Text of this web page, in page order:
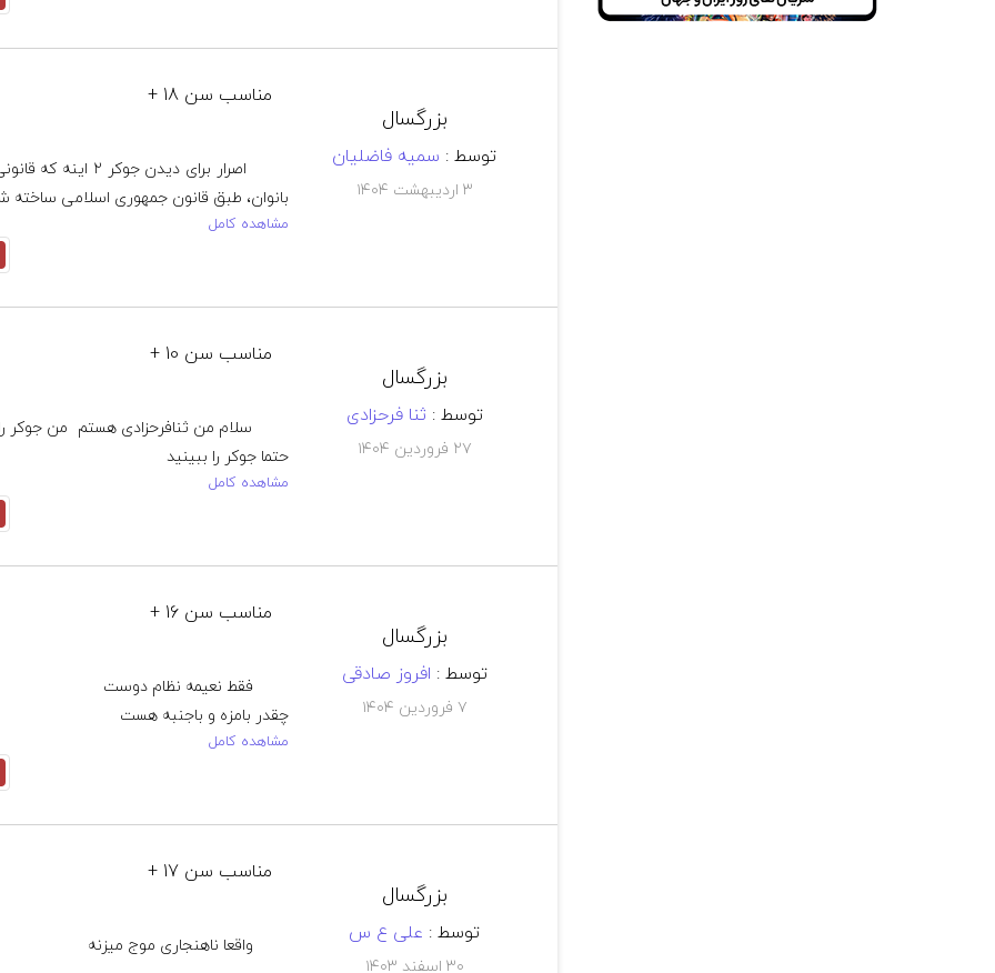
بزرگسال
توسط : سمیه فاضلیان
۳ اردیبهشت ۱۴۰۴
مناسب سن 18 +
مشاهده کامل
بزرگسال
توسط : ثنا فرحزادی
۲۷ فروردین ۱۴۰۴
مناسب سن 10 +
مشاهده کامل
بزرگسال
توسط : افروز صادقی
۷ فروردین ۱۴۰۴
مناسب سن 16 +
مشاهده کامل
بزرگسال
توسط : علی ع س
۳۰ اسفند ۱۴۰۳
مناسب سن 17 +